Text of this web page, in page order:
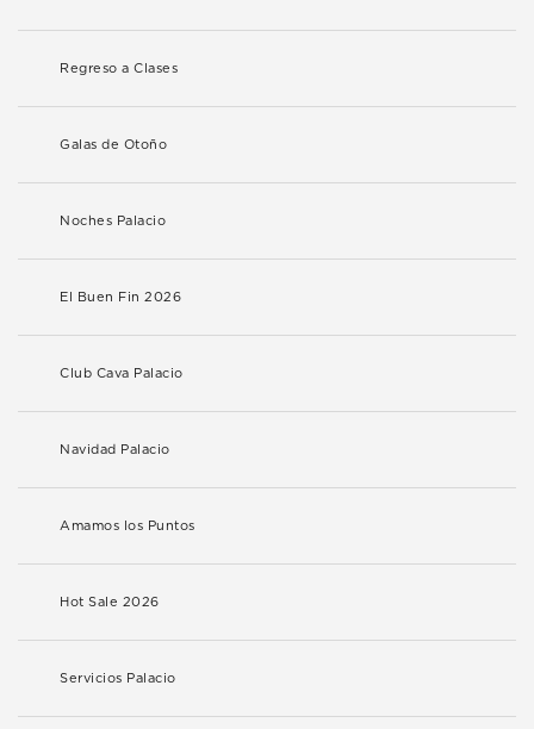
Regreso a Clases
Galas de Otoño
Noches Palacio
El Buen Fin 2026
Club Cava Palacio
Navidad Palacio
Amamos los Puntos
Hot Sale 2026
Servicios Palacio